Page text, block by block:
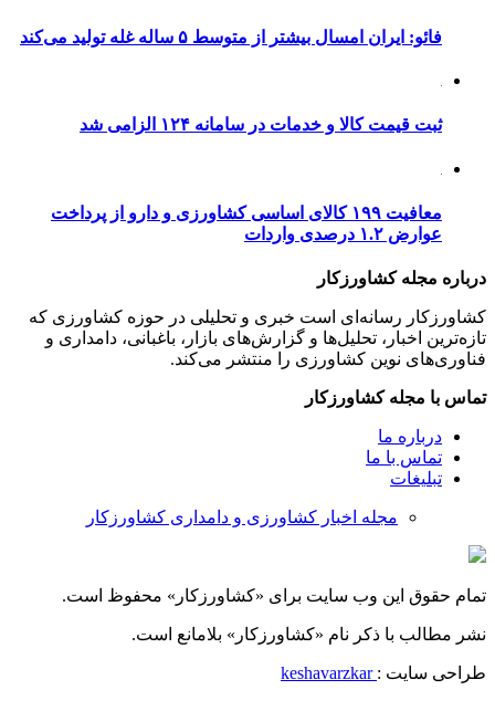
فائو: ایران امسال بیشتر از متوسط ۵ ساله غله تولید می‌کند
ثبت قیمت کالا و خدمات در سامانه ۱۲۴ الزامی شد
معافیت ۱۹۹ کالای اساسی کشاورزی و دارو از پرداخت
عوارض ۱.۲ درصدی واردات
درباره مجله کشاورزکار
کشاورزکار رسانه‌ای است خبری و تحلیلی در حوزه کشاورزی که
تازه‌ترین اخبار، تحلیل‌ها و گزارش‌های بازار، باغبانی، دامداری و
فناوری‌های نوین کشاورزی را منتشر می‌کند.
تماس با مجله کشاورزکار
درباره ما
تماس با ما
تبلیغات
مجله اخبار کشاورزی و دامداری کشاورزکار
تمام حقوق این وب سایت برای «کشاورزکار» محفوظ است.
نشر مطالب با ذکر نام «کشاورزکار» بلامانع است.
طراحی سایت : keshavarzkar